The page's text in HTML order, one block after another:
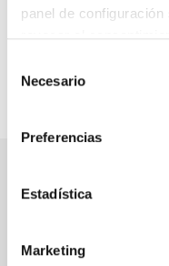
panel de
consultar nuestra
Necesario
Preferencias
Estadística
Marketing